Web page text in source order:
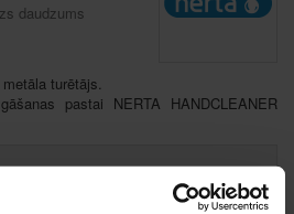
daudzums
turētājs.
pastai NERTA HANDCLEANER